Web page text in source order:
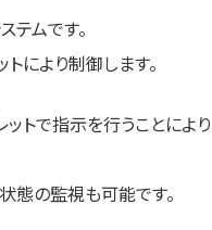
ムです。
により制御します。
トで指示を行うことによ
態の監視も可能です。